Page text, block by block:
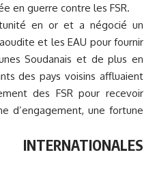
en guerre contre les FSR.
en or et a négocié un
et les EAU pour fournir
Soudanais et de plus en
des pays voisins affluaient
des FSR pour recevoir
d’engagement, une fortune